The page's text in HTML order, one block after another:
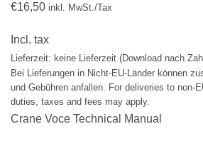
€16,50 inkl. MwSt./Tax
Incl. tax
Lieferzeit: keine Lieferzeit (Download nach
Bei Lieferungen in Nicht-EU-Länder können
und Gebühren anfallen. For deliveries to non-
duties, taxes and fees may apply.
Crane Voce Technical Manual